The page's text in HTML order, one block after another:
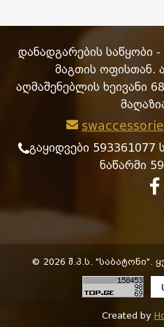
დანადგარების საწყობი
მაგთის ოფისთან.
აღმაშენებლის ხეივანი
გაყიდვები 593361077
ნაწარმი
© 2026 შ.პ.ს. "საბატონი".
Created by